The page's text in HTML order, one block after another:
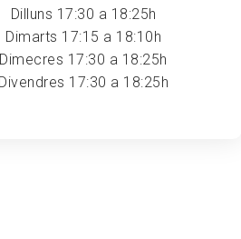
Dilluns 17:30 a 18:25h
Dimarts 17:15 a 18:10h
Dimecres 17:30 a 18:25h
Divendres 17:30 a 18:25h